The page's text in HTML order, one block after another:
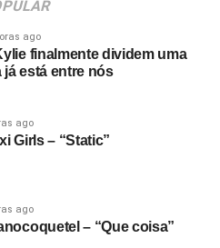
ago
finalmente dividem uma
já está entre nós
ago
Girls – “Static”
ago
– “Que coisa”